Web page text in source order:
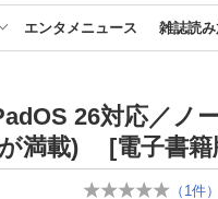
エンタメニュース 雑誌読み
26対応／ノ
が満載) [電子書籍
（ 1件）